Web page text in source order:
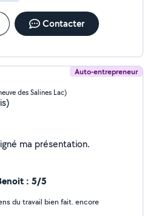
Contacter
Auto-entrepreneur
des Salines Lac)
Je n'ai pas encore renseigné ma présentation.
: 5/5